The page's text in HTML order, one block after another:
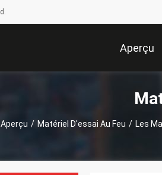
Aperçu
Aperçu / Matériel D'essai Au Feu / Les